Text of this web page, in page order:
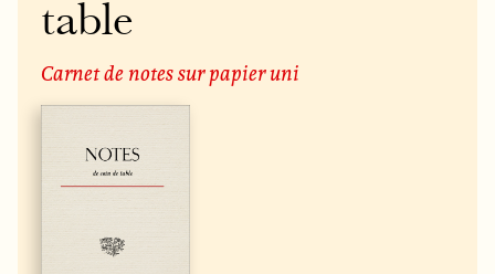
table
Carnet de notes sur papier uni